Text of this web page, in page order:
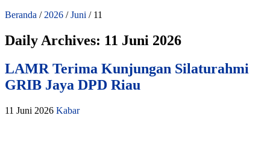
Beranda / 2026 / Juni / 11
Daily Archives: 11 Juni 2026
LAMR Terima Kunjungan Silaturahmi
GRIB Jaya DPD Riau
11 Juni 2026 Kabar